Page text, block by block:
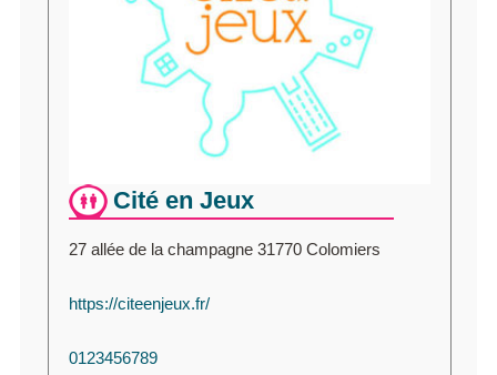
Cité en Jeux
27 allée de la champagne 31770 Colomiers
https://citeenjeux.fr/
0123456789